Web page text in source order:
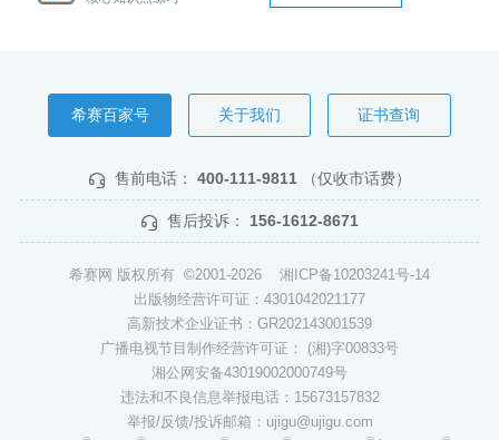
希赛百家号 关于我们 证书查询
售前电话： 400-111-9811 （仅收市话费）
售后投诉： 156-1612-8671
希赛网 版权所有 ©2001-2026 湘ICP备10203241号-14
出版物经营许可证：4301042021177
高新技术企业证书：GR202143001539
广播电视节目制作经营许可证： (湘)字00833号
湘公网安备43019002000749号
违法和不良信息举报电话：15673157832
举报/反馈/投诉邮箱：ujigu@ujigu.com